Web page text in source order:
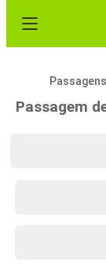
Passagem